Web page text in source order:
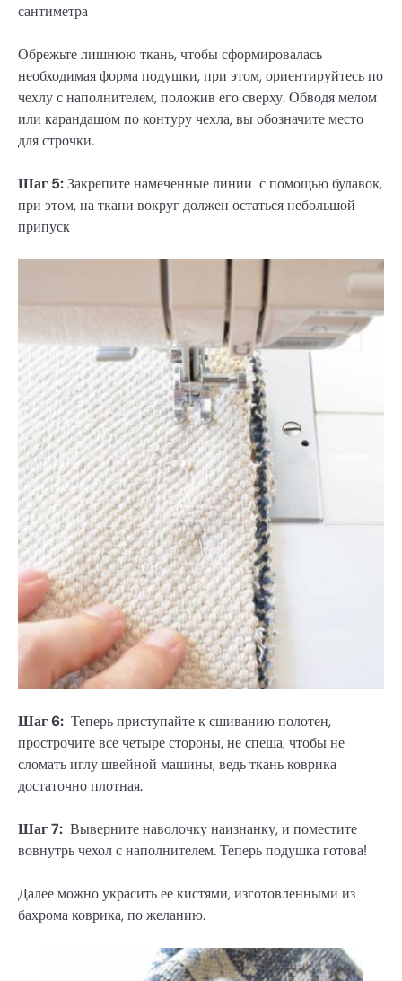
сантиметра
Обрежьте лишнюю ткань, чтобы сформировалась
необходимая форма подушки, при этом, ориентируйтесь по
чехлу с наполнителем, положив его сверху. Обводя мелом
или карандашом по контуру чехла, вы обозначите место
для строчки.
Шаг 5:Закрепите намеченные линии с помощью булавок,
при этом, на ткани вокруг должен остаться небольшой
припуск
Шаг 6: Теперь приступайте к сшиванию полотен,
прострочите все четыре стороны, не спеша, чтобы не
сломать иглу швейной машины, ведь ткань коврика
достаточно плотная.
Шаг 7: Выверните наволочку наизнанку, и поместите
вовнутрь чехол с наполнителем. Теперь подушка готова!
Далее можно украсить ее кистями, изготовленными из
бахрома коврика, по желанию.